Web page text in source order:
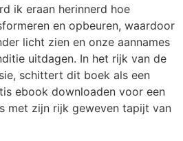
ik eraan herinnerd hoe
en opbeuren, waardoor
licht zien en onze aannames
uitdagen. In het rijk van de
schittert dit boek als een
ebook downloaden voor een
met zijn rijk geweven tapijt van